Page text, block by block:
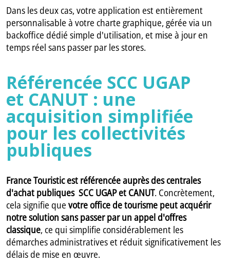
Dans les deux cas, votre application est entièrement
personnalisable à votre charte graphique, gérée via un
backoffice dédié simple d'utilisation, et mise à jour en
temps réel sans passer par les stores.
Référencée SCC UGAP
et CANUT : une
acquisition simplifiée
pour les collectivités
publiques
France Touristic est référencée auprès des centrales
d'achat publiques SCC UGAP et CANUT. Concrètement,
cela signifie quevotre office de tourisme peut acquérir
notre solution sans passer par un appel d'offres
classique, ce qui simplifie considérablement les
démarches administratives et réduit significativement les
délais de mise en œuvre.